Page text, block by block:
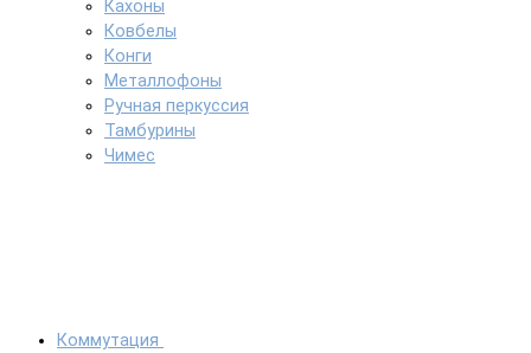
Кахоны
Ковбелы
Конги
Металлофоны
Ручная перкуссия
Тамбурины
Чимес
Коммутация